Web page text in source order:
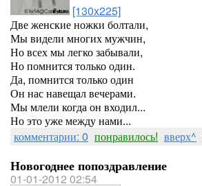
[130x225]
Две женские ножки болтали,
Мы видели многих мужчин,
Но всех мы легко забывали,
Но помнится только один.
Да, помнится только один
Он нас навещал вечерами.
Мы млели когда он входил...
Но это уже между нами...
комментарии: 0 понравилось! вверх^
Новогоднее попоздравление
01-01-2012 02:54